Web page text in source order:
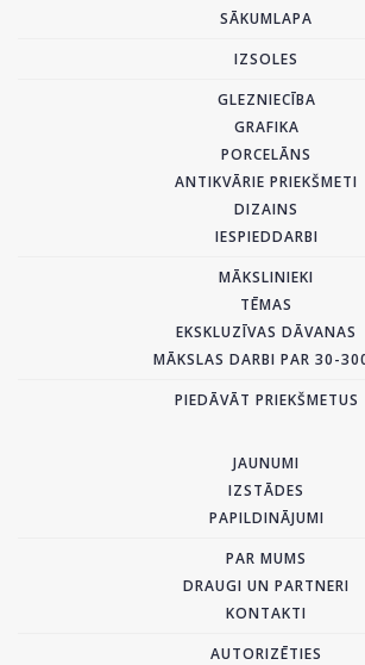
SĀKUMLAPA
IZSOLES
GLEZNIECĪBA
GRAFIKA
PORCELĀNS
ANTIKVĀRIE PRIEKŠMETI
DIZAINS
IESPIEDDARBI
MĀKSLINIEKI
TĒMAS
EKSKLUZĪVAS DĀVANAS
MĀKSLAS DARBI PAR 30-
PIEDĀVĀT PRIEKŠMETUS
JAUNUMI
IZSTĀDES
PAPILDINĀJUMI
PAR MUMS
DRAUGI UN PARTNERI
KONTAKTI
AUTORIZĒTIES